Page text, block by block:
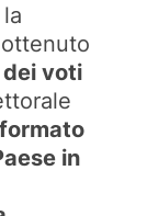
voti
in